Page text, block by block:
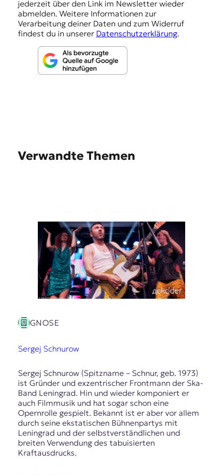
jederzeit über den Link im Newsletter wieder
abmelden. Weitere Informationen zur
Verarbeitung deiner Daten und zum Widerruf
findest du in unserer Datenschutzerklärung.
Verwandte Themen
GNOSE
Sergej Schnurow
Sergej Schnurow (Spitzname – Schnur, geb. 1973)
ist Gründer und exzentrischer Frontmann der Ska-
Band Leningrad. Hin und wieder komponiert er
auch Filmmusik und hat sogar schon eine
Opernrolle gespielt. Bekannt ist er aber vor allem
durch seine ekstatischen Bühnenpartys mit
Leningrad und der selbstverständlichen und
breiten Verwendung des tabuisierten
Kraftausdrucks.